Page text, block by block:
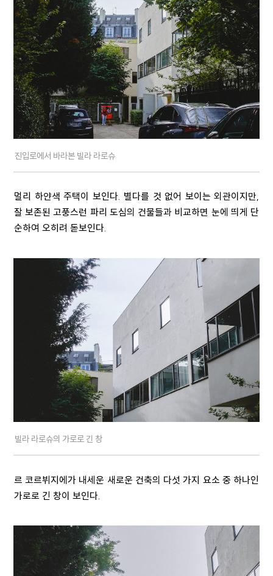
진입로에서 바라본 빌라 라로슈
멀리 하얀색 주택이 보인다. 별다를 것 없어 보이는 외관이지만,
잘 보존된 고풍스런 파리 도심의 건물들과 비교하면 눈에 띄게 단
순하여 오히려 돋보인다.
빌라 라로슈의 가로로 긴 창
르 코르뷔지에가 내세운 새로운 건축의 다섯 가지 요소 중 하나인
가로로 긴 창이 보인다.